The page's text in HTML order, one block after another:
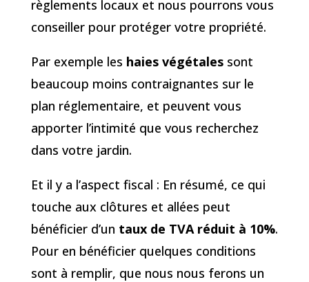
règlements locaux et nous pourrons vous
conseiller pour protéger votre propriété.
Par exemple les haies végétalessont
beaucoup moins contraignantes sur le
plan réglementaire, et peuvent vous
apporter l’intimité que vous recherchez
dans votre jardin.
Et il y a l’aspect fiscal : En résumé, ce qui
touche aux clôtures et allées peut
bénéficier d’un taux de TVA réduit à 10%.
Pour en bénéficier quelques conditions
sont à remplir, que nous nous ferons un